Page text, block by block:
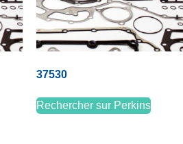
37530
Rechercher sur Perkins